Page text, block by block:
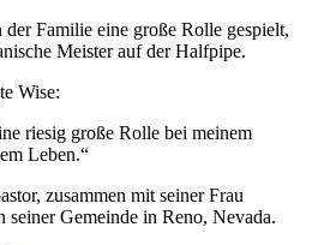
Familie eine große Rolle gespielt,
Meister auf der Halfpipe.
Wise:
riesig große Rolle bei meinem
Leben.“
zusammen mit seiner Frau
seiner Gemeinde in Reno, Nevada.